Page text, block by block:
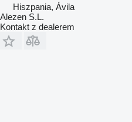
Hiszpania, Ávila
Alezen S.L.
Kontakt z dealerem